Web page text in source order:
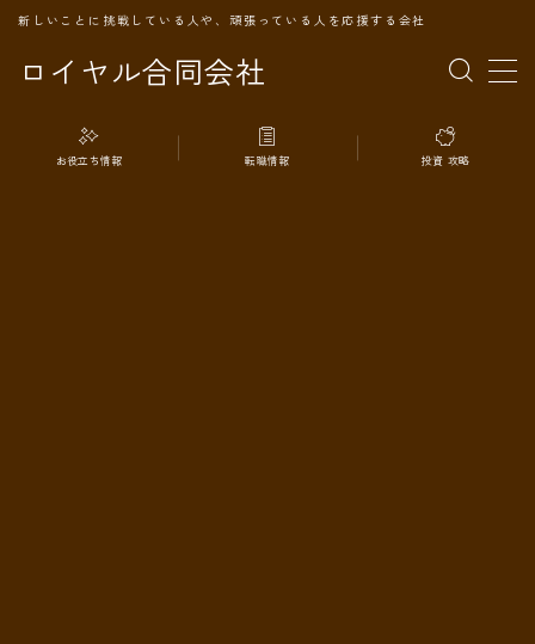
ロイヤル合同会社
新しいことに挑戦している人や、頑張っている人を応援する会社
MENU
TOPページ
お役立ち情報 転職情報 投資 攻略